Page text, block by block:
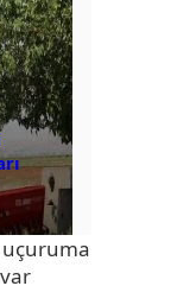
uçuruma